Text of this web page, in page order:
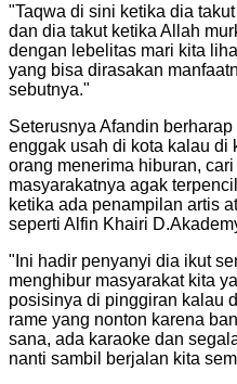
"Taqwa di sini ketika dia
dan dia takut ketika Allah
dengan lebelitas mari kita
yang bisa dirasakan
sebutnya."
Seterusnya Afandin
enggak usah di kota kalau di
orang menerima hiburan,
masyarakatnya agak
ketika ada penampilan artis
seperti Alfin Khairi
" Ini hadir penyanyi dia ikut
menghibur masyarakat kita
posisinya di pinggiran kalau
rame yang nonton karena
sana, ada karaoke dan
nanti sambil berjalan kita